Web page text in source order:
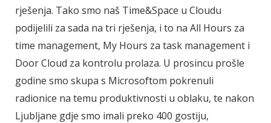
rješenja. Tako smo naš Time&Space u Cloudu
podijelili za sada na tri rješenja, i to na All Hours za
time management, My Hours za task management i
Door Cloud za kontrolu prolaza. U prosincu prošle
godine smo skupa s Microsoftom pokrenuli
radionice na temu produktivnosti u oblaku, te nakon
Ljubljane gdje smo imali preko 400 gostiju,